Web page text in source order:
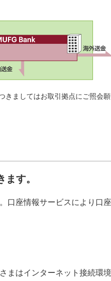
ましてはお取引拠点にご照会願
す。
口座情報サービスにより口
まはインターネット接続環